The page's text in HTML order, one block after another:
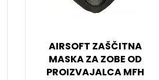
AIRSOFT ZAŠČITNA
MASKA ZA ZOBE OD
PROIZVAJALCA MFH